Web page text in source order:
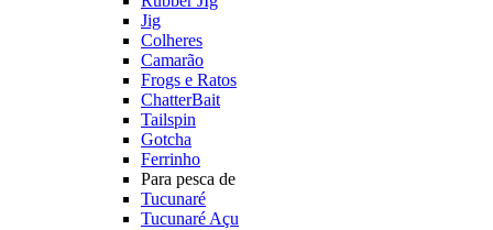
Jig
Colheres
Camarão
Frogs e Ratos
ChatterBait
Tailspin
Gotcha
Ferrinho
Para pesca de
Tucunaré
Tucunaré Açu